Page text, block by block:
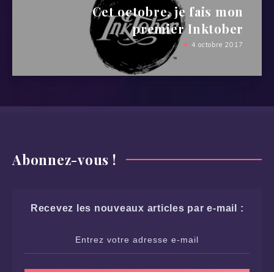
Cet octobre, je fais mon
premier Inktober
4 octobre 2017
Abonnez-vous !
Recevez les nouveaux articles par e-mail :